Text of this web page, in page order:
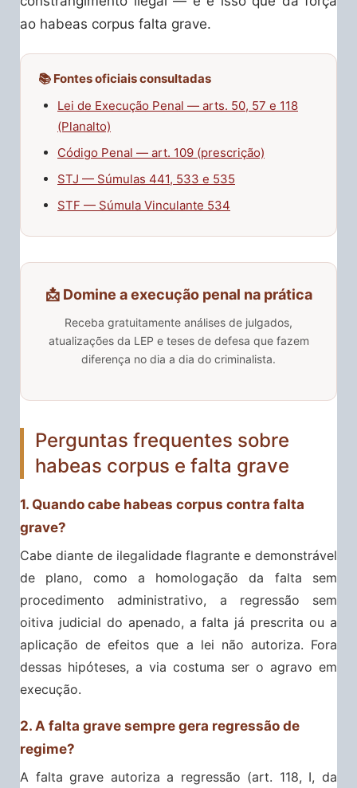
ao habeas corpus falta grave.
📚 Fontes oficiais consultadas
Lei de Execução Penal — arts. 50, 57 e 118
(Planalto)
Código Penal — art. 109 (prescrição)
STJ — Súmulas 441, 533 e 535
STF — Súmula Vinculante 534
📩 Domine a execução penal na prática
Receba gratuitamente análises de julgados,
atualizações da LEP e teses de defesa que fazem
diferença no dia a dia do criminalista.
Perguntas frequentes sobre
habeas corpus e falta grave
1. Quando cabe habeas corpus contra falta
grave?
Cabe diante de ilegalidade flagrante e demonstrável
de plano, como a homologação da falta sem
procedimento administrativo, a regressão sem
oitiva judicial do apenado, a falta já prescrita ou a
aplicação de efeitos que a lei não autoriza. Fora
dessas hipóteses, a via costuma ser o agravo em
execução.
2. A falta grave sempre gera regressão de
regime?
A falta grave autoriza a regressão (art. 118, I, da